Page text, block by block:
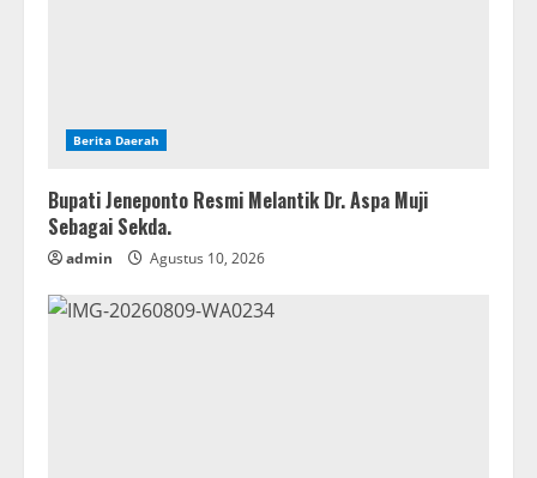
Berita Daerah
Bupati Jeneponto Resmi Melantik Dr. Aspa Muji
Sebagai Sekda.
admin Agustus 10, 2026